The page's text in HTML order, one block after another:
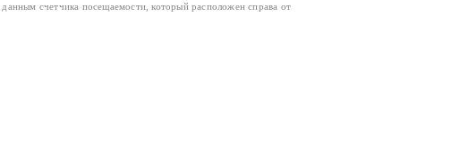
счетчика посещаемости, который расположен справа от